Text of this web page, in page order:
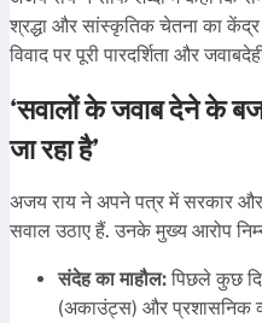
श्रद्धा और सांस्कृतिक चेतना का
विवाद पर पूरी पारदर्शिता और
‘सवालों के जवाब देने के
जा रहा है’
अजय राय ने अपने पत्र में सरकार और
सवाल उठाए हैं. उनके मुख्य आरोप
संदेह का माहौल: पिछले कुछ
(अकाउंट्स) और प्रशासनिक